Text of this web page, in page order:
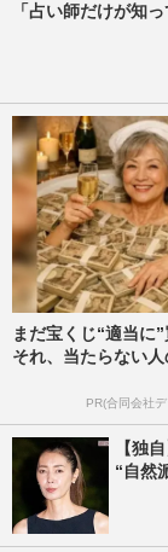
「占い師だけが知
まだ宝くじ“適当に
それ、当たらない
PR(合同会社
【独
“自然